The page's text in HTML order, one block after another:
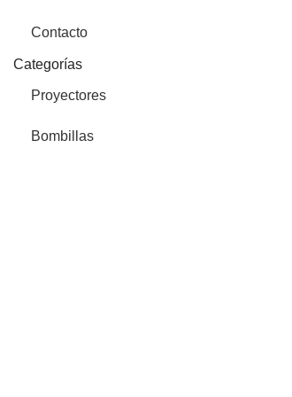
Contacto
Categorías
Proyectores
Bombillas